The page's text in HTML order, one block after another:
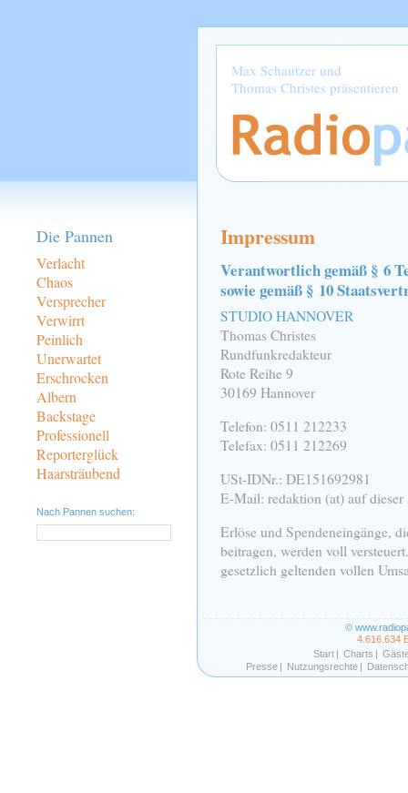
Die Pannen
Verlacht
Chaos
Versprecher
Verwirrt
Peinlich
Unerwartet
Erschrocken
Albern
Backstage
Professionell
Reporterglück
Haarsträubend
Nach Pannen suchen:
Max Schautzer und
Thomas Christes präsentieren
Impressum
Verantwortlich gemäß § 6
sowie gemäß § 10
STUDIO HANNOVER
Thomas Christes
Rundfunkredakteur
Rote Reihe 9
30169 Hannover
Telefon: 0511 212233
Telefax: 0511 212269
USt-IDNr.: DE151692981
E-Mail: redaktion (at) auf dieser
Erlöse und Spendeneingänge,
beitragen, werden voll
gesetzlich geltenden vollen
©
4.616.634
Start | Charts |
Presse | Nutzungsrechte |